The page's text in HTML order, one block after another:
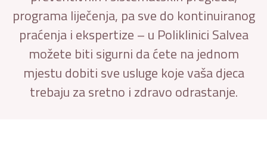
programa liječenja, pa sve do kontinuiranog
praćenja i ekspertize – u Poliklinici Salvea
možete biti sigurni da ćete na jednom
mjestu dobiti sve usluge koje vaša djeca
trebaju za sretno i zdravo odrastanje.